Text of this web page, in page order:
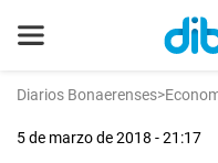
Diarios Bonaerenses>
5 de marzo de 2018 - 21:17